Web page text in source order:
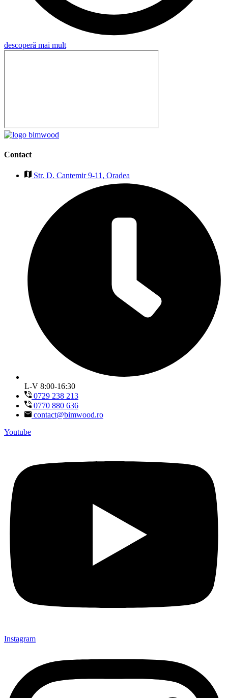
descoperă mai mult
Contact
Str. D. Cantemir 9-11, Oradea
L-V 8:00-16:30
0729 238 213
0770 880 636
contact@bimwood.ro
Youtube
Instagram